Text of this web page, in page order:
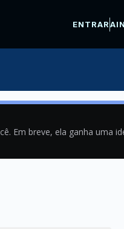
ENTRAR
Em breve, ela ganha uma